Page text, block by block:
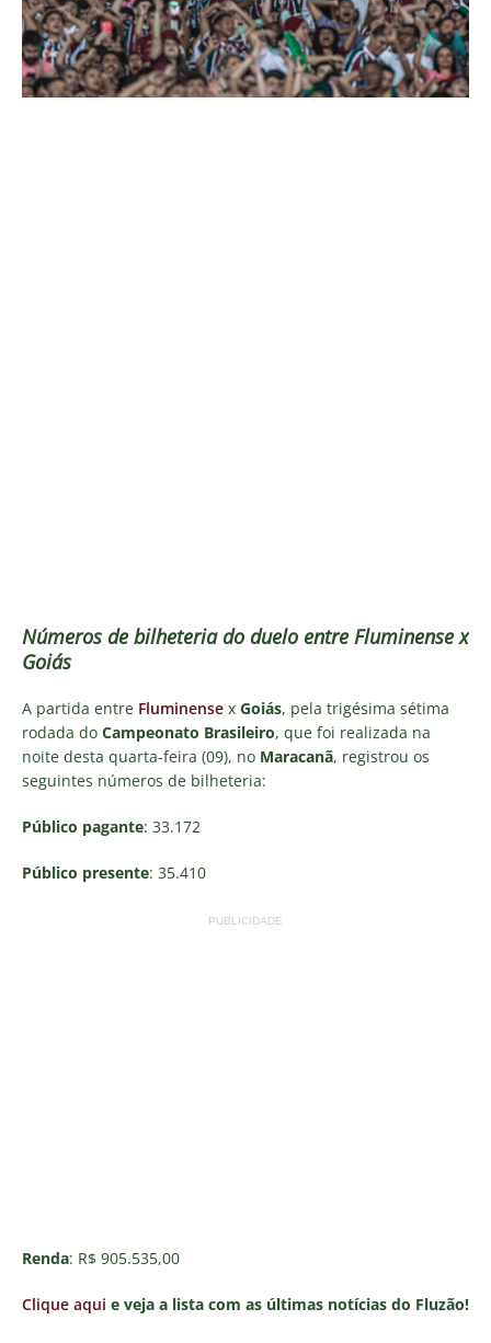
Números de bilheteria do duelo entre Fluminense x
Goiás
A partida entre Fluminense x Goiás, pela trigésima sétima
rodada do Campeonato Brasileiro, que foi realizada na
noite desta quarta-feira (09), no Maracanã, registrou os
seguintes números de bilheteria:
Público pagante: 33.172
Público presente: 35.410
PUBLICIDADE
Renda: R$ 905.535,00
Clique aqui e veja a lista com as últimas notícias do Fluzão!